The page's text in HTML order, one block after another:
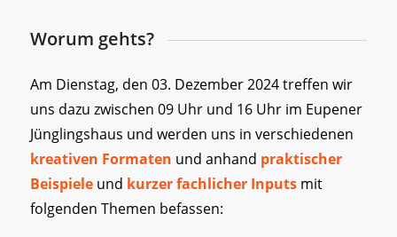
Worum gehts?
Am Dienstag, den 03. Dezember 2024 treffen wir
uns dazu zwischen 09 Uhr und 16 Uhr im Eupener
Jünglingshaus und werden uns in verschiedenen
kreativen Formaten und anhand praktischer
Beispieleund kurzer fachlicher Inputsmit
folgenden Themen befassen: